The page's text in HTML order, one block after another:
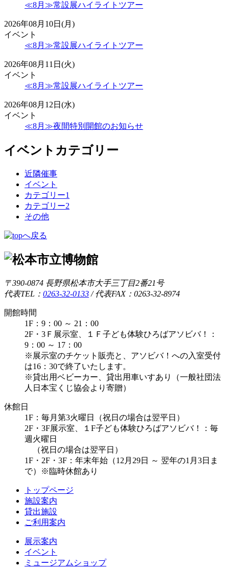
≪8月≫常設展ハイライトツアー
2026年08月10日(月)
イベント
≪8月≫常設展ハイライトツアー
2026年08月11日(火)
イベント
≪8月≫常設展ハイライトツアー
2026年08月12日(水)
イベント
≪8月≫夜間特別開館のお知らせ
イベントカテゴリー
近隣催事
イベント
カテゴリー1
カテゴリー2
その他
〒390-0874 長野県松本市大手三丁目2番21号
代表TEL： 0263-32-0133 /代表FAX：0263-32-8974
開館時間
1F：9：00 ～ 21：00
2F・3Ｆ展示室、１Ｆ子ども体験ひろばアソビバ！：
9：00 ～ 17：00
※展示室のチケット販売と、アソビバ！への入室受付
は16：30で終了いたします。
※貸出用ベビーカー、貸出用車いすあり（一般社団法
人日本宝くじ協会より寄贈）
休館日
1F：毎月第3火曜日（祝日の場合は翌平日）
2F・3F展示室、１F子ども体験ひろばアソビバ！：毎
週火曜日
（祝日の場合は翌平日）
1F・2F・3F：年末年始（12月29日 ～ 翌年の1月3日ま
で）※臨時休館あり
トップページ
施設案内
貸出施設
ご利用案内
展示案内
イベント
ミュージアムショップ